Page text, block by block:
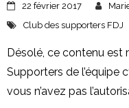
Vidéos
Adhérez au Club
22 février 2017
Club des supporters FDJ
Désolé, ce contenu est
Supporters de l’équipe
vous n’avez pas